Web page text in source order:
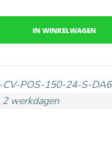
IN WINKELWAGEN
CV-POS-150-24-S-DA6
2 werkdagen